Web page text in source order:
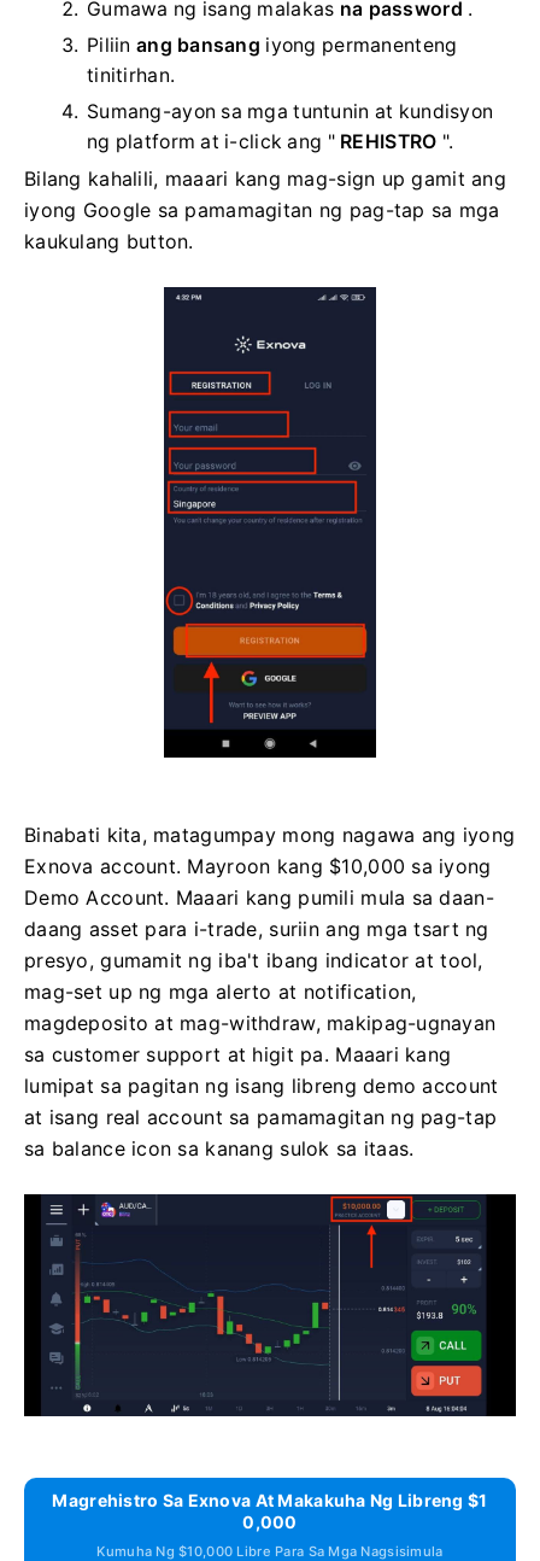
Gumawa ng isang malakas na password .
Piliin ang bansang iyong permanenteng
tinitirhan.
Sumang-ayon sa mga tuntunin at kundisyon
ng platform at i-click ang " REHISTRO ".
Bilang kahalili, maaari kang mag-sign up gamit ang
iyong Google sa pamamagitan ng pag-tap sa mga
kaukulang button.
Binabati kita, matagumpay mong nagawa ang iyong
Exnova account. Mayroon kang $10,000 sa iyong
Demo Account. Maaari kang pumili mula sa daan-
daang asset para i-trade, suriin ang mga tsart ng
presyo, gumamit ng iba't ibang indicator at tool,
mag-set up ng mga alerto at notification,
magdeposito at mag-withdraw, makipag-ugnayan
sa customer support at higit pa. Maaari kang
lumipat sa pagitan ng isang libreng demo account
at isang real account sa pamamagitan ng pag-tap
sa balance icon sa kanang sulok sa itaas.
Magrehistro Sa Exnova At Makakuha Ng Libreng $1
0,000
Kumuha Ng $10,000 Libre Para Sa Mga Nagsisimula